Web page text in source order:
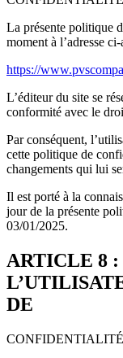
La présente politique
moment à l’adresse
https://
L’éditeur du site se
conformité avec le
Par conséquent,
cette politique de
changements qui lui
Il est porté à la
jour de la présente
03/01/2025.
ARTICLE 8 :
DE
CONFIDENTIALITÉ